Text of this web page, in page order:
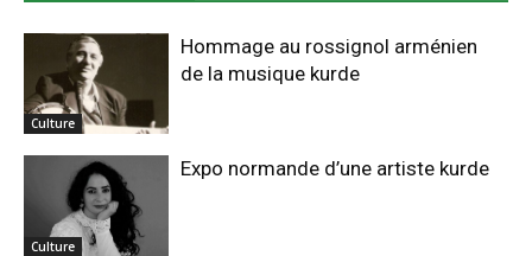
Culture
Hommage au rossignol arménien
de la musique kurde
Culture
Expo normande d’une artiste kurde